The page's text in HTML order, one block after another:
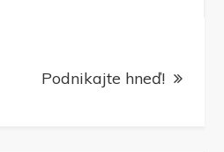
Podnikajte hneď!